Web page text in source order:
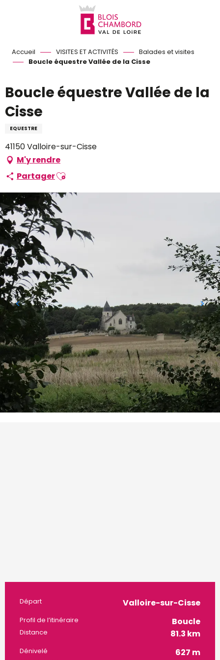
Accueil VISITES ET ACTIVITÉS
Balades et visites
Boucle équestre Vallée de la Cisse
Boucle équestre Vallée de la
Cisse
EQUESTRE
41150 Valloire-sur-Cisse
M'y rendre
PartagerAjouter aux favoris
Informations pratiques
Départ Valloire-sur-Cisse
Profil de l’itinéraire Boucle
Distance 81.3 km
Dénivelé 627 m